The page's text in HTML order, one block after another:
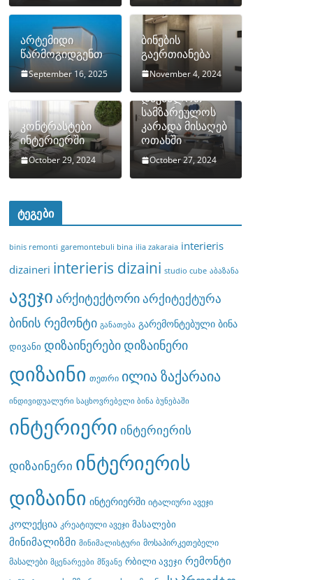
არტემიდი
წარმოგიდგენთ
September 16, 2025
ბინების
გაერთიანება
November 4, 2024
კონტრასტები
ინტერიერში
October 29, 2024
როგორ
დავმალოთ
სამზარეულოს
კარადა მისაღებ
ოთახში
October 27, 2024
ტეგები
binis remonti garemontebuli bina ilia zakaraia interieris
dizaineri interieris dizaini studio cube აბაზანა
ავეჯი არქიტექტორიარქიტექტურა
ბინის რემონტი განათება გარემონტებული ბინა
დივანი დიზაინერებიდიზაინერი
დიზაინი თეთრი ილია ზაქარაია
ინდივიდუალური საცხოვრებელი ბინა ბუნებაში
ინტერიერი ინტერიერის
დიზაინერი ინტერიერის
დიზაინი ინტერიერში იტალიური ავეჯი
კოლექცია კრეატიული ავეჯი მასალები
მინიმალიზმი მინიმალისტური მოსაპირკეთებელი
მასალები მცენარეები მწვანე რბილი ავეჯი რემონტი